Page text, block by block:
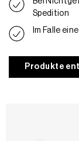
Spedition
Im Falle
Produkte